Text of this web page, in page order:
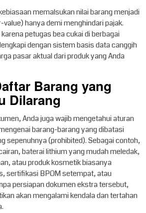
memalsukan nilai barang menjadi
hanya demi menghindari pajak.
petugas bea cukai di berbagai
dengan sistem basis data canggih
pasar aktual dari produk yang Anda
Barang yang
Dilarang
Anda juga wajib mengetahui aturan
barang-barang yang dibatasi
sepenuhnya (prohibited). Sebagai contoh,
baterai lithium yang mudah meledak,
atau produk kosmetik biasanya
sertifikasi BPOM setempat, atau
persiapan dokumen ekstra tersebut,
akan mengalami kendala dan tertahan